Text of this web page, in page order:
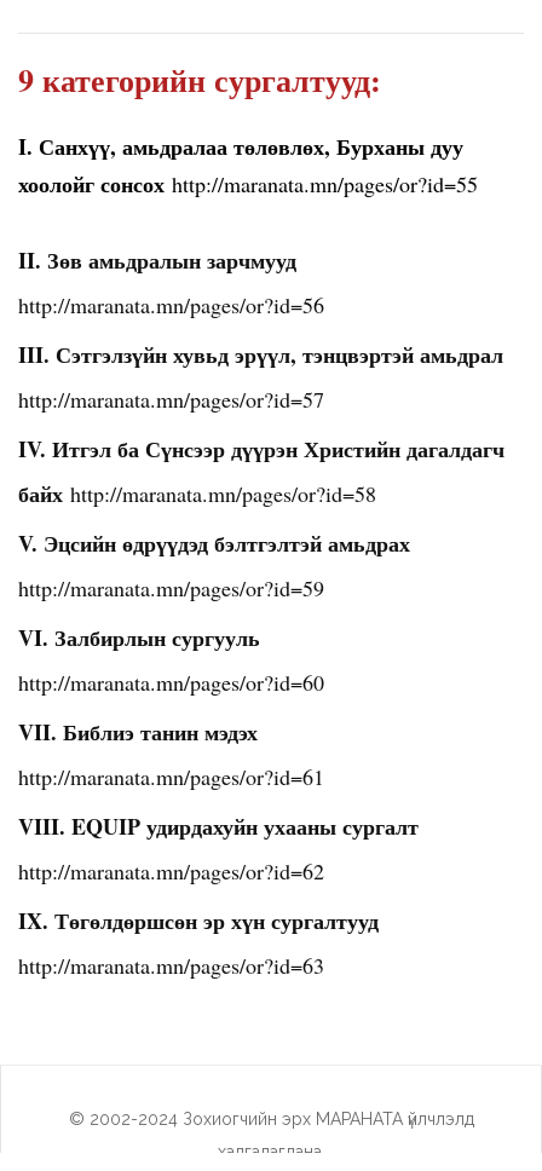
9 категорийн сургалтууд:
I. Санхүү, амьдралаа төлөвлөх, Бурханы дуу
хоолойг сонсох http://maranata.mn/pages/or?id=55
II. Зөв амьдралын зарчмууд
http://maranata.mn/pages/or?id=56
III. Сэтгэлзүйн хувьд эрүүл, тэнцвэртэй амьдрал
http://maranata.mn/pages/or?id=57
IV. Итгэл ба Сүнсээр дүүрэн Христийн дагалдагч
байх http://maranata.mn/pages/or?id=58
V. Эцсийн өдрүүдэд бэлтгэлтэй амьдрах
http://maranata.mn/pages/or?id=59
VI. Залбирлын сургууль
http://maranata.mn/pages/or?id=60
VII. Библиэ танин мэдэх
http://maranata.mn/pages/or?id=61
VIII. EQUIP удирдахуйн ухааны сургалт
http://maranata.mn/pages/or?id=62
IX. Төгөлдөршсөн эр хүн сургалтууд
http://maranata.mn/pages/or?id=63
© 2002-2024 Зохиогчийн эрх МАРАНАТА үйлчлэлд
хадгалагдана.